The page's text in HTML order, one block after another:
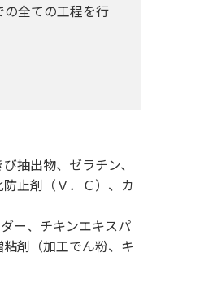
全ての工程を行
抽出物、ゼラチン、
止剤（Ｖ．Ｃ）、カ
ー、チキンエキスパ
剤（加工でん粉、キ